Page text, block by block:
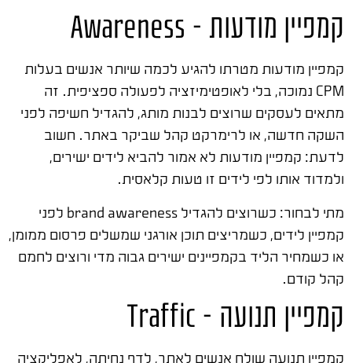
קמפיין מודעות – Awareness
קמפיין מודעות מטרתו להגיע לכמה שיותר אנשים בעלות
CPM נמוכה, בלי לאופטימיזציה לפעולה ספציפית. זה
מתאים לעסקים שרוצים לבנות מותג, להגדיל חשיפה לפני
השקה חדשה, או לרימרקט קהל שביקר באתר. חשוב
לדעת: קמפיין מודעות לא אמור להביא לידים ישירים,
ולמדוד אותו לפי לידים זו טעות קלאסית.
מתי לבחור: כשרוצים להגדיל brand awareness לפני
קמפיין לידים, כשמריצים תוכן אורגני שמשלים פרסום ממומן,
או כשמחיר הליד בקמפיינים ישירים גבוה מדי ורוצים לחמם
קהל קודם.
קמפיין תנועה – Traffic
קמפיין תנועה שולח אנשים לאתר, לדף נחיתה, לאפליקציה